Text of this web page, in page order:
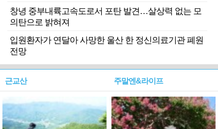
창녕 중부내륙고속도로서 포탄 발견…살상력 없는 모
의탄으로 밝혀져
입원환자가 연달아 사망한 울산 한 정신의료기관 폐원
전망
근교산 주말엔&라이프